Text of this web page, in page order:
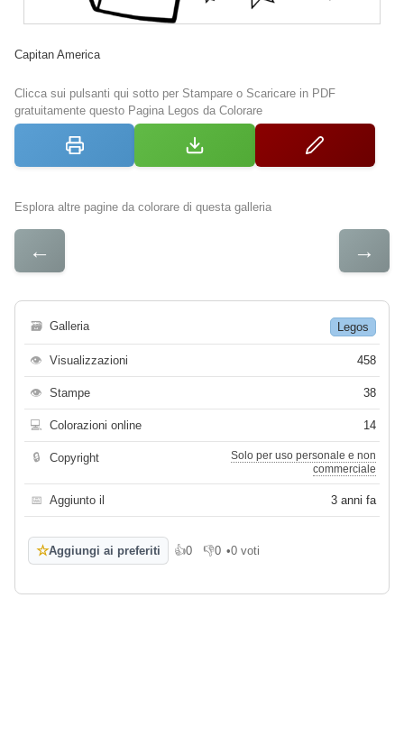
Capitan America
Clicca sui pulsanti qui sotto per Stampare o Scaricare in PDF
gratuitamente questo Pagina Legos da Colorare
Esplora altre pagine da colorare di questa galleria
← →
🗃 Galleria Legos
👁 Visualizzazioni 458
👁 Stampe 38
💻 Colorazioni online 14
🔒 Copyright
Solo per uso personale e non
commerciale
📅 Aggiunto il 3 anni fa
☆Aggiungi ai preferiti 👍0
Mi piace
👎0
Non mi piace
•0 voti